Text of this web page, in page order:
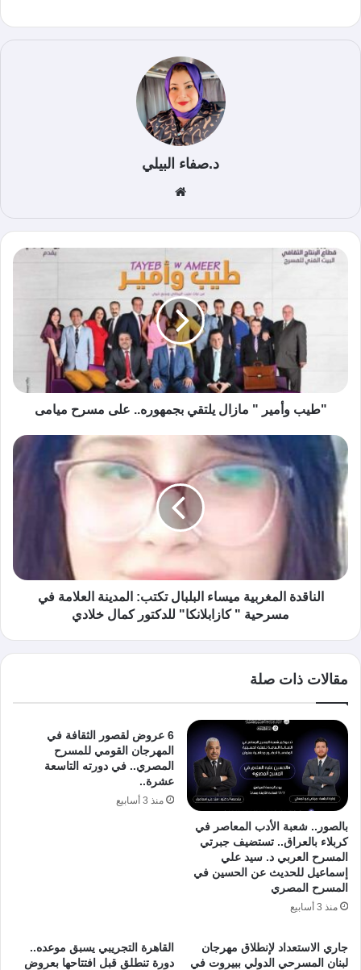
د.صفاء البيلي
الوي
ب
"طيب وأمير " مازال يلتقي بجمهوره.. على مسرح ميامى
الناقدة المغربية ميساء البلبال تكتب: المدينة العلامة في
مسرحية " كازابلانكا" للدكتور كمال خلادي
مقالات ذات صلة
بالصور.. شعبة الأدب المعاصر في
كربلاء بالعراق.. تستضيف جبرتي
المسرح العربي د. سيد علي
إسماعيل للحديث عن الحسين في
المسرح المصري
منذ 3 أسابيع
6 عروض لقصور الثقافة في
المهرجان القومي للمسرح
المصري.. في دورته التاسعة
عشرة..
منذ 3 أسابيع
جاري الاستعداد لإنطلاق مهرجان
لبنان المسرحي الدولي ببيروت في
القاهرة التجريبي يسبق موعده..
دورة تنطلق قبل افتتاحها بعروض